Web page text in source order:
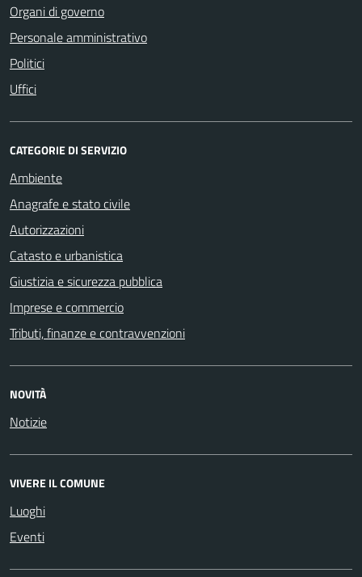
Organi di governo
Personale amministrativo
Politici
Uffici
CATEGORIE DI SERVIZIO
Ambiente
Anagrafe e stato civile
Autorizzazioni
Catasto e urbanistica
Giustizia e sicurezza pubblica
Imprese e commercio
Tributi, finanze e contravvenzioni
NOVITÀ
Notizie
VIVERE IL COMUNE
Luoghi
Eventi